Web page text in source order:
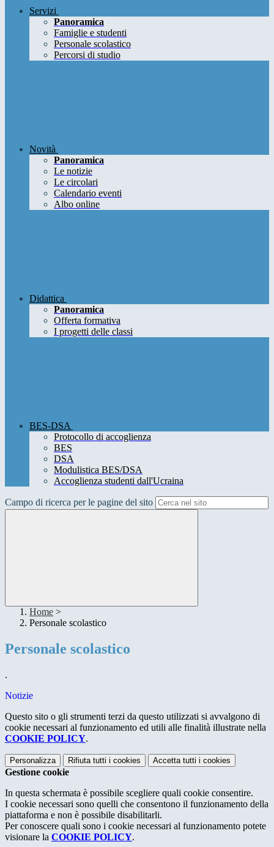
Servizi
Panoramica
Famiglie e studenti
Personale scolastico
Percorsi di studio
Novità
Panoramica
Le notizie
Le circolari
Calendario eventi
Albo online
Didattica
Panoramica
Offerta formativa
I progetti delle classi
BES-DSA
Protocollo di accoglienza
BES
DSA
Modulistica BES/DSA
Accoglienza studenti dall'Ucraina
Campo di ricerca per le pagine del sito
Home >
Personale scolastico
Personale scolastico
.
Notizie
Questo sito o gli strumenti terzi da questo utilizzati si avvalgono di
cookie necessari al funzionamento ed utili alle finalità illustrate nella
COOKIE POLICY.
Personalizza Rifiuta tutti i cookies Accetta tutti i cookies
Gestione cookie
In questa schermata è possibile scegliere quali cookie consentire.
I cookie necessari sono quelli che consentono il funzionamento della
piattaforma e non è possibile disabilitarli.
Per conoscere quali sono i cookie necessari al funzionamento potete
visionare la COOKIE POLICY.